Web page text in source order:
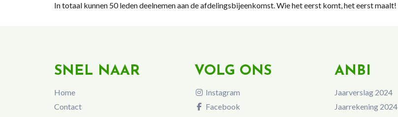
In totaal kunnen 50 leden deelnemen aan de afdelingsbijeenkomst. Wie het eerst komt, het eerst maalt!
SNEL NAAR
Home
Contact
VOLG ONS
Instagram
Facebook
ANBI
Jaarverslag 2024
Jaarrekening 2024